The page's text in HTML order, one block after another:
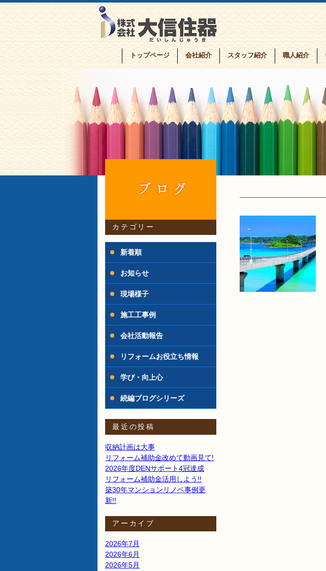
トップページ 会社紹介 スタッフ紹介 職人紹介
カテゴリー
新着順
お知らせ
現場様子
施工工事例
会社活動報告
リフォームお役立ち情報
学び・向上心
続編ブログシリーズ
最近の投稿
収納計画は大事
リフォーム補助金改めて動画見て!
2026年度DENサポート4冠達成
リフォーム補助金活用しよう!!
築30年マンションリノベ事例更
新!!
アーカイブ
2026年7月
2026年6月
2026年5月